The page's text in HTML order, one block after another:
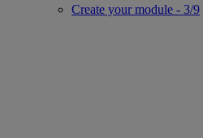
Create your module - 3/9